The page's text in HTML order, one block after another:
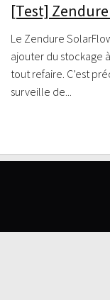
[Test]
Le Zendure
ajouter du stockage
tout refaire. C’est
surveille de...